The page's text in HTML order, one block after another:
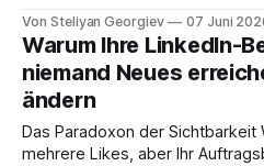
zu Reichweite führen. Die
Hochgradig relevante Fachtexte
Feed, während die Konkurrenz
"einfacheren" Inhalten an Ihnen vorbeizieht.
Von Steliyan Georgiev 07 Juni
Warum Ihre LinkedIn-
niemand Neues
ändern
Das Paradoxon der Sichtbarkeit Warum haben Ihre Beiträge
mehrere Likes, aber Ihr